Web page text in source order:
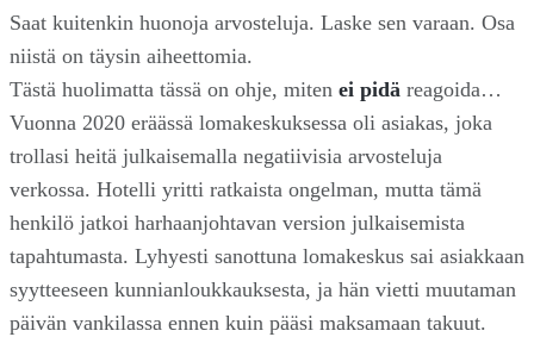
Saat kuitenkin huonoja arvosteluja. Laske sen varaan. Osa
niistä on täysin aiheettomia.
Tästä huolimatta tässä on ohje, miten ei pidä reagoida…
Vuonna 2020 eräässä lomakeskuksessa oli asiakas, joka
trollasi heitä julkaisemalla negatiivisia arvosteluja
verkossa. Hotelli yritti ratkaista ongelman, mutta tämä
henkilö jatkoi harhaanjohtavan version julkaisemista
tapahtumasta. Lyhyesti sanottuna lomakeskus sai asiakkaan
syytteeseen kunnianloukkauksesta, ja hän vietti muutaman
päivän vankilassa ennen kuin pääsi maksamaan takuut.